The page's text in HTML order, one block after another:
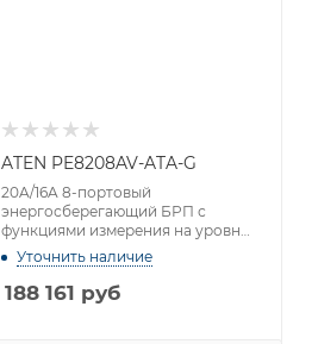
ATEN PE8208AV-ATA-G
20A/16A 8-портовый
энергосберегающий БРП с
функциями измерения на уровне
порта и коммутации, высота 1U
Уточнить наличие
188 161 руб